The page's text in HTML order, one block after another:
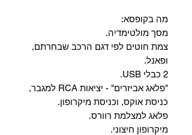
מה בקופסא:
מסך מולטימדיה.
צמת חוטים לפי דגם הרכב שבחרתם,
ופאנל.
2 כבלי USB.
"פלאג אביזרים" - יציאות RCA למגבר,
כניסת אוקס, וכניסת מיקרופון.
פלאג למצלמת רוורס.
מיקרופון חיצוני.